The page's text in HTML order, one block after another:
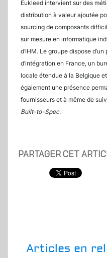
Eukleed intervient sur des
distribution à valeur ajoutée
sourcing de composants
sur mesure en informatique
d’IHM. Le groupe dispose
d’intégration en France, un
locale étendue à la Belgique
également une présence
fournisseurs et à même de
Built-to-Spec.
PARTAGER CET
Articles en